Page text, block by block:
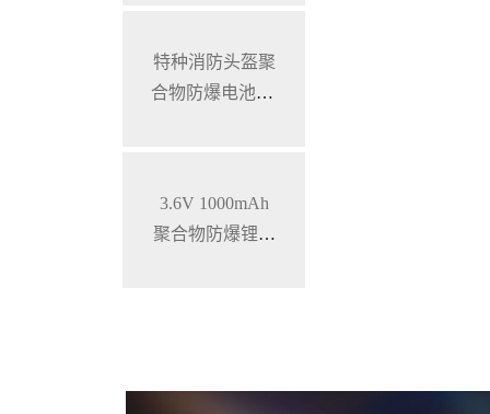
特种消防头盔聚
合物防爆电池3.6
3.6V 1000mAh
聚合物防爆锂电